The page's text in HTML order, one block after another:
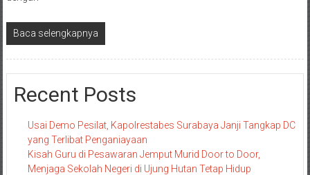
Baca selengkapnya
Recent Posts
Usai Demo Pesilat, Kapolrestabes Surabaya Janji Tangkap DC
yang Terlibat Penganiayaan
Kisah Guru di Pesawaran Jemput Murid Door to Door,
Menjaga Sekolah Negeri di Ujung Hutan Tetap Hidup